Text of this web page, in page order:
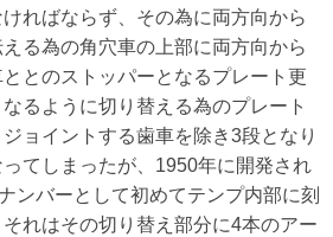
ればならず、その為に両方向から
る為の角穴車の上部に両方向から
とのストッパーとなるプレート更
るように切り替える為のプレート
ョイントする歯車を除き3段となり
てしまったが、1950年に開発され
ンバーとして初めてテンプ内部に刻
れはその切り替え部分に4本のアー